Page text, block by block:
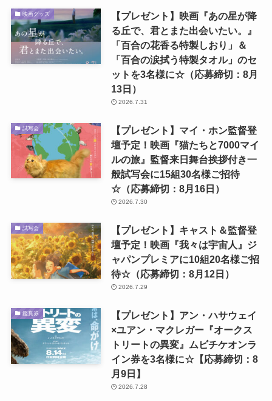
映画グッズ
【プレゼント】映画『あの星が降
る丘で、君とまた出会いたい。』
「百合の花香る特製しおり」＆
「百合の涙拭う特製タオル」のセ
ットを3名様に☆（応募締切：8月
13日）
2026.7.31
試写会
【プレゼント】マイ・ホン監督登
壇予定！映画『猫たちと7000マイ
ルの旅』監督来日舞台挨拶付き一
般試写会に15組30名様ご招待
☆（応募締切：8月16日）
2026.7.30
試写会
【プレゼント】キャスト＆監督登
壇予定！映画『我々は宇宙人』ジ
ャパンプレミアに10組20名様ご招
待☆（応募締切：8月12日）
2026.7.29
鑑賞券
【プレゼント】アン・ハサウェイ
×ユアン・マクレガー『オークス
トリートの異変』ムビチケオンラ
イン券を3名様に☆【応募締切：8
月9日】
2026.7.28